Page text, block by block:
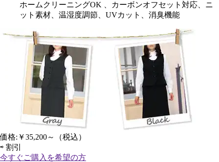
ホームクリーニングOK 、カーボンオフセット対応、ニ
ット素材、温湿度調節、UVカット、消臭機能
価格: ￥35,200～
（税込）
⇨ 割引
今すぐご購入 を希望の方